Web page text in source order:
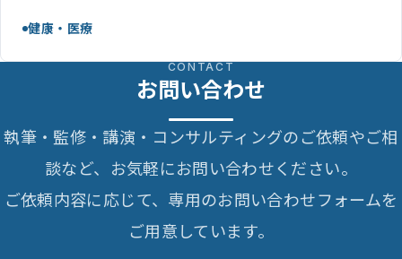
健康・医療
CONTACT
お問い合わせ
執筆・監修・講演・コンサルティングのご依頼やご相
談など、お気軽にお問い合わせください。
ご依頼内容に応じて、専用のお問い合わせフォームを
ご用意しています。